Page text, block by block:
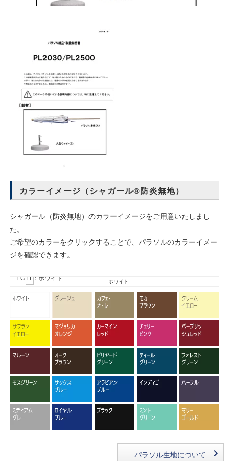
カラーイメージ（シャガール®防炎無地）
シャガール（防炎無地）のカラーイメージをご用意いたしまし
た。
ご希望のカラーをクリックすることで、パラソルのカラーイメー
ジを確認できます。
EC11：ホワイト
パラソル生地について